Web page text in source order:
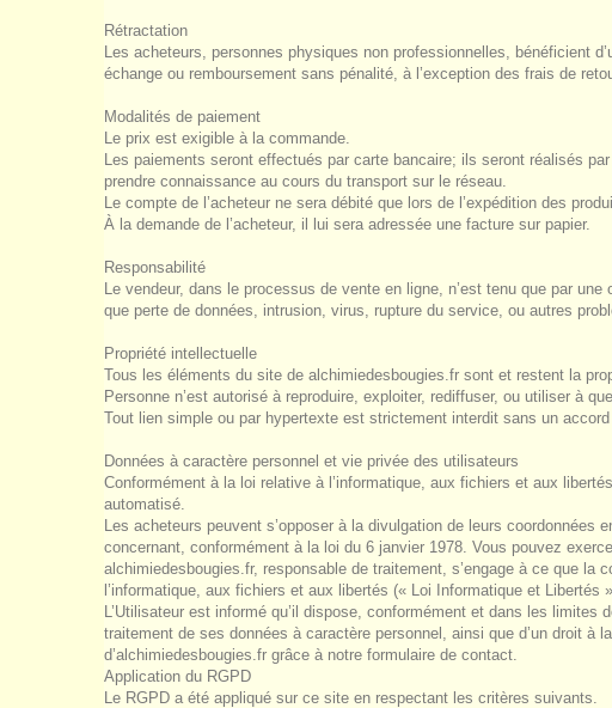
Rétractation
Les acheteurs, personnes physiques non professionnelles, bénéficient
échange ou remboursement sans pénalité, à l’exception des frais de
Modalités de paiement
Le prix est exigible à la commande.
Les paiements seront effectués par carte bancaire; ils seront réalisés
prendre connaissance au cours du transport sur le réseau.
Le compte de l’acheteur ne sera débité que lors de l’expédition des
À la demande de l’acheteur, il lui sera adressée une facture sur papier.
Responsabilité
Le vendeur, dans le processus de vente en ligne, n’est tenu que par
que perte de données, intrusion, virus, rupture du service, ou autres
Propriété intellectuelle
Tous les éléments du site de alchimiedesbougies.fr sont et restent la
Personne n’est autorisé à reproduire, exploiter, rediffuser, ou utiliser à
Tout lien simple ou par hypertexte est strictement interdit sans un
Données à caractère personnel et vie privée des utilisateurs
Conformément à la loi relative à l’informatique, aux fichiers et aux
automatisé.
Les acheteurs peuvent s’opposer à la divulgation de leurs
concernant, conformément à la loi du 6 janvier 1978. Vous pouvez
alchimiedesbougies.fr, responsable de traitement, s’engage à ce que
l’informatique, aux fichiers et aux libertés (« Loi Informatique et
L’Utilisateur est informé qu’il dispose, conformément et dans les
traitement de ses données à caractère personnel, ainsi que d’un droit à
d’alchimiedesbougies.fr grâce à notre formulaire de contact.
Application du RGPD
Le RGPD a été appliqué sur ce site en respectant les critères suivants.